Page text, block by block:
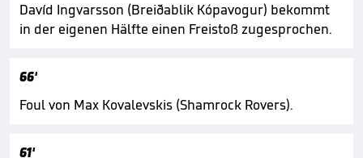
Davíd Ingvarsson (Breiðablik Kópavogur) bekommt
in der eigenen Hälfte einen Freistoß zugesprochen.
66'
Foul von Max Kovalevskis (Shamrock Rovers).
61'